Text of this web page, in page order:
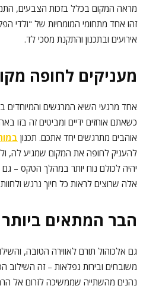
מראה המקום בכלל בזכות הצבעים,
זהו אחד מתחומי המומחיות של "ולדי
אירועים ובתכנון והתקנת מסכי לד.
מעניקים לחופה
אחד מרגעי השיא המרגשים והמיוחדים
כשאתם אוחזים ידיים ומביטים זה בזו
אוהבים מתרגשים יחד אתכם. תכנון
להעניק לחופה את המקום שמגיע לה,
יהיה לכולם נוח יותר במהלך הטקס –
אלה שרוצים לראות כל חיוך נרגש
הבר המתאים
גם אלכוהול תורם לאווירה הטובה,
משובחים ובירות נפלאות – זה השילוב
נהנים מהשתייה שממשיכה לזרום אל